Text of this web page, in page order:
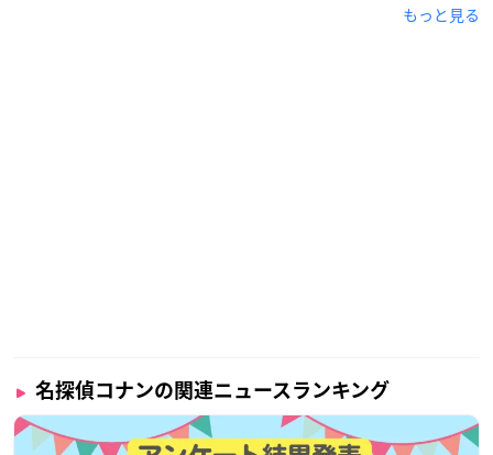
ECサイト「キャラアニ.com」ほか、アニメ・ホビー系関連シ
もっと見る
名探偵コナンの関連ニュースランキング